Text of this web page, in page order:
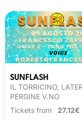
SUNFLASH
IL TORRICINO,
PERGINE V.NO
Tickets from 27.12€